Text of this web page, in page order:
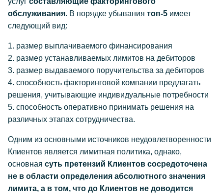
обслуживания. В порядке убывания топ-5 имеет
следующий вид:
1. размер выплачиваемого финансирования
2. размер устанавливаемых лимитов на дебиторов
3. размер выдаваемого поручительства за дебиторов
4. способность факторинговой компании предлагать
решения, учитывающие индивидуальные потребности
5. способность оперативно принимать решения на
различных этапах сотрудничества.
Одним из основными источников неудовлетворенности
Клиентов является лимитная политика, однако,
основная суть претензий Клиентов сосредоточена
не в области определения абсолютного значения
лимита, а в том, что до Клиентов не доводится